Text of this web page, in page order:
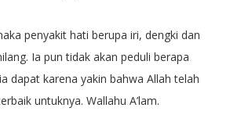
penyakit hati berupa iri, dengki dan
Ia pun tidak akan peduli berapa
dapat karena yakin bahwa Allah telah
untuknya. Wallahu A’lam.